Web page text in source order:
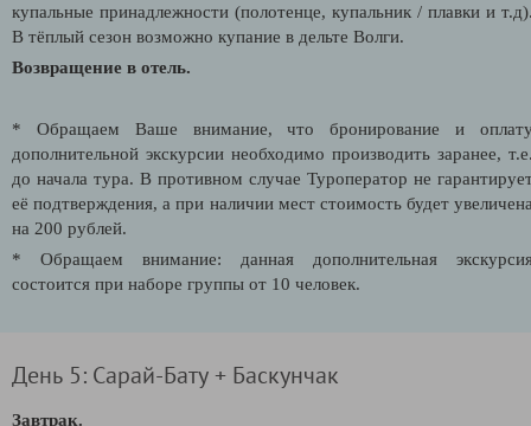
купальные принадлежности (полотенце, купальник / плавки и
В тёплый сезон возможно купание в дельте Волги.
Возвращение в отель.
* Обращаем Ваше внимание, что бронирование и
дополнительной экскурсии необходимо производить заранее,
до начала тура. В противном случае Туроператор не
её подтверждения, а при наличии мест стоимость будет
на 200 рублей.
* Обращаем внимание: данная дополнительная
состоится при наборе группы от 10 человек.
День 5: Сарай-Бату + Баскунчак
Завтрак.